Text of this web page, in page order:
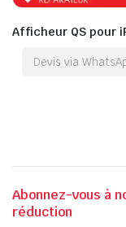
Afficheur QS pour
Devis via
Abonnez-vous à
réduction